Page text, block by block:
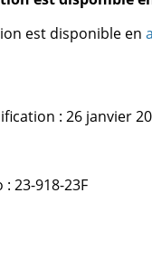
est disponible en
: 26 janvier
23-918-23F